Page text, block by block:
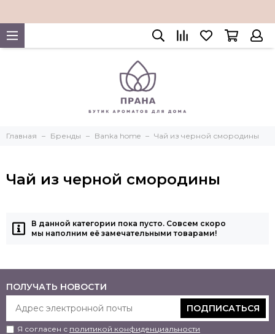
Главная Бренды Banka home Чай из черной смородины
Чай из черной смородины
В данной категории пока пусто. Совсем скоро
мы наполним её замечательными товарами!
ПОЛУЧАТЬ НОВОСТИ
ПОДПИСАТЬСЯ
Я согласен с политикой конфиденциальности